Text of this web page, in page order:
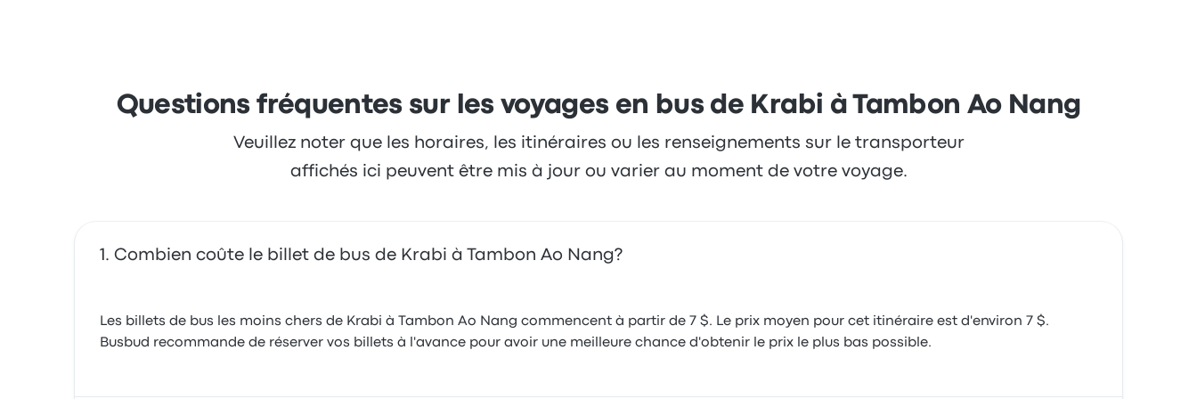
Questions fréquentes sur les voyages en bus de Krabi à Tambon Ao Nang
Veuillez noter que les horaires, les itinéraires ou les renseignements sur le transporteur
affichés ici peuvent être mis à jour ou varier au moment de votre voyage.
Combien coûte le billet de bus de Krabi à Tambon Ao Nang?
Les billets de bus les moins chers de Krabi à Tambon Ao Nang commencent à partir de 7 $. Le prix moyen pour cet itinéraire est d'environ 7 $.
Busbud recommande de réserver vos billets à l'avance pour avoir une meilleure chance d'obtenir le prix le plus bas possible.